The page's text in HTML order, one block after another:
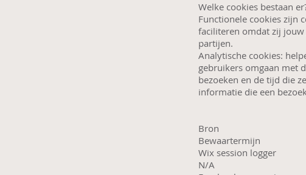
Welke cookies bestaan
Functionele cookies zijn
faciliteren omdat zij
partijen.
Analytische cookies:
gebruikers omgaan met
bezoeken en de tijd die
informatie die een
Bron
Bewaartermijn
Wix session logger
N/A